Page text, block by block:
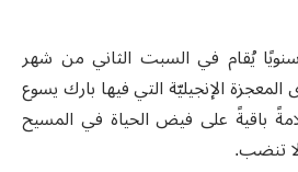
يُقام في السبت الثاني من شهر
المعجزة الإنجيليّة التي فيها بارك يسوع
باقيةً على فيض الحياة في المسيح
لا تنضب.